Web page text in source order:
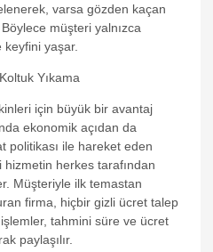
varsa gözden kaçan
müşteri yalnızca
yaşar.
için büyük bir avantaj
ekonomik açıdan da
politikası ile hareket eden
hizmetin herkes tarafından
Müşteriyle ilk temastan
firma, hiçbir gizli ücret talep
işlemler, tahmini süre ve ücret
paylaşılır.